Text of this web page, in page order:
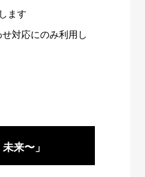
ます
対応にのみ利用し
来〜」